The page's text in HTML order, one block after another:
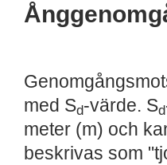
med Sd-värde. Sd
meter (m) och
beskrivas som